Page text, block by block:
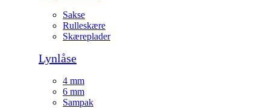
Sakse
Rulleskære
Skæreplader
Lynlåse
4 mm
6 mm
Sampak